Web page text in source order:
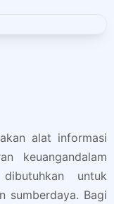
alat informasi
keuangandalam
untuk
sumberdaya. Bagi